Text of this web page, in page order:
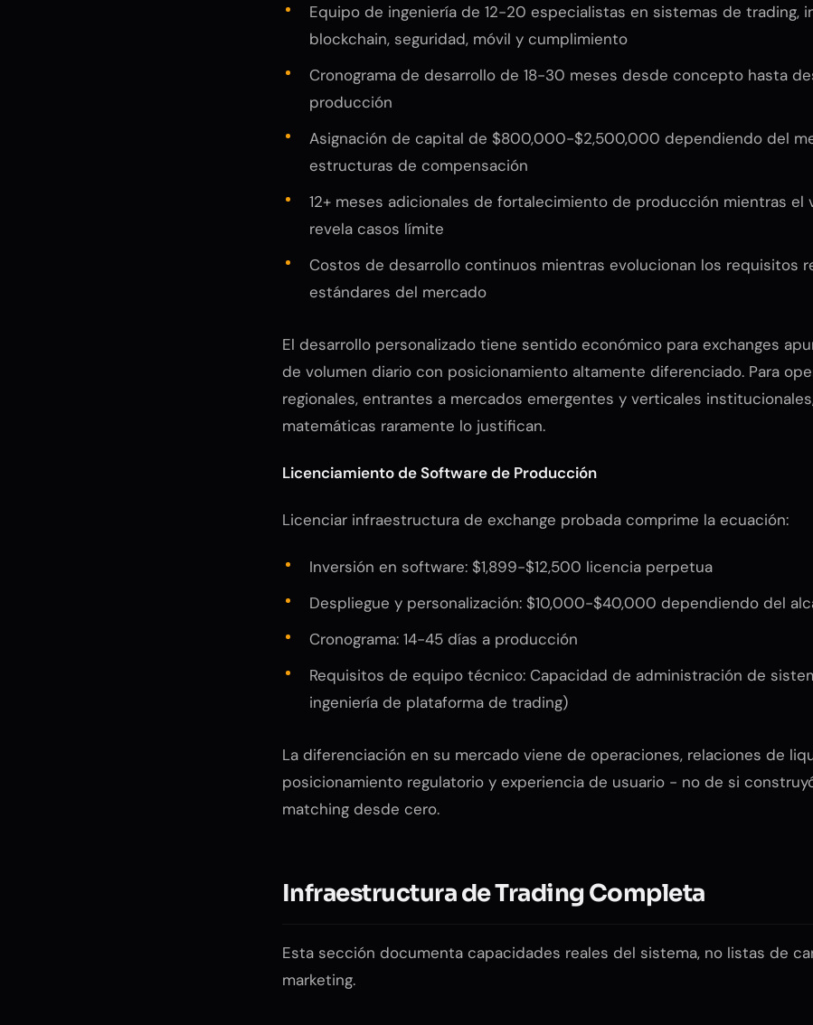
Equipo de ingeniería de 12-20 especialistas en sistemas de trading,
blockchain, seguridad, móvil y cumplimiento
Cronograma de desarrollo de 18-30 meses desde concepto hasta
producción
Asignación de capital de $800,000-$2,500,000 dependiendo del
estructuras de compensación
12+ meses adicionales de fortalecimiento de producción mientras el
revela casos límite
Costos de desarrollo continuos mientras evolucionan los requisitos
estándares del mercado
El desarrollo personalizado tiene sentido económico para exchanges
de volumen diario con posicionamiento altamente diferenciado. Para
regionales, entrantes a mercados emergentes y verticales
matemáticas raramente lo justifican.
Licenciamiento de Software de Producción
Licenciar infraestructura de exchange probada comprime la ecuación:
Inversión en software: $1,899-$12,500 licencia perpetua
Despliegue y personalización: $10,000-$40,000 dependiendo del
Cronograma: 14-45 días a producción
Requisitos de equipo técnico: Capacidad de administración de
ingeniería de plataforma de trading)
La diferenciación en su mercado viene de operaciones, relaciones de
posicionamiento regulatorio y experiencia de usuario - no de si
matching desde cero.
Infraestructura de Trading Completa
Esta sección documenta capacidades reales del sistema, no listas de
marketing.